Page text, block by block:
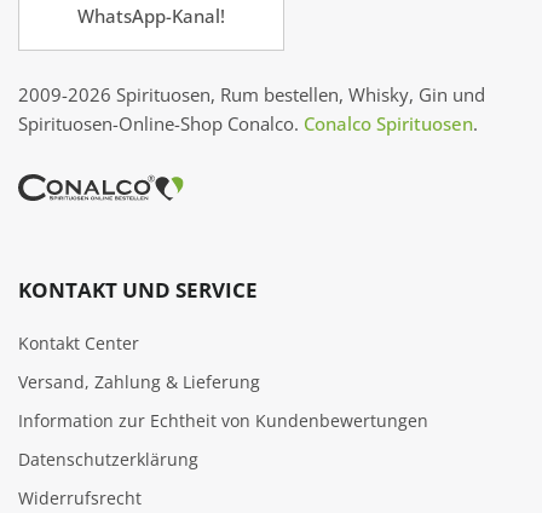
WhatsApp-Kanal!
2009-2026 Spirituosen, Rum bestellen, Whisky, Gin und
Spirituosen-Online-Shop Conalco. Conalco Spirituosen.
KONTAKT UND SERVICE
Kontakt Center
Versand, Zahlung & Lieferung
Information zur Echtheit von Kundenbewertungen
Datenschutzerklärung
Widerrufsrecht